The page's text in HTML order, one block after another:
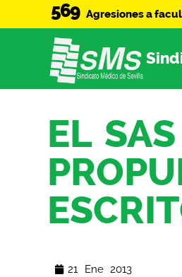
Agresiones a
569
EL
21 Ene 2013